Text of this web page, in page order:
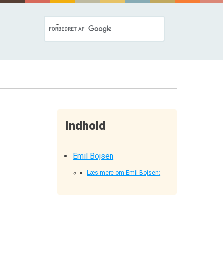
Indhold
Emil Bojsen
Læs mere om Emil Bojsen: